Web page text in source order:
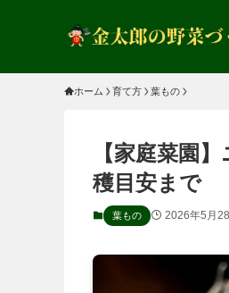
ホーム 育て方 葉もの
【家庭菜園
穫目安まで
葉もの 2026年5月